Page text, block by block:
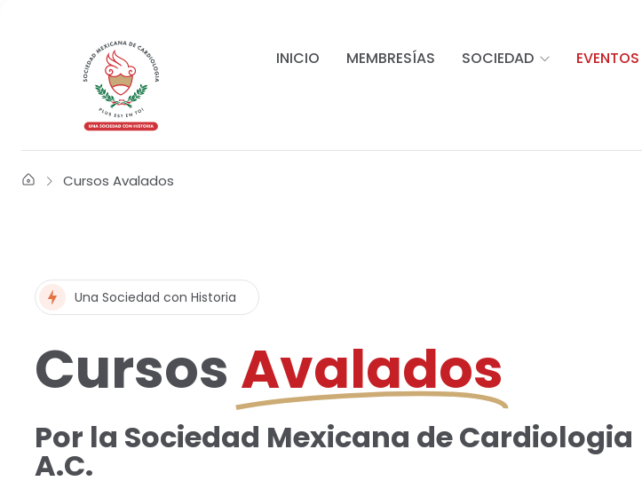
INICIO MEMBRESÍAS SOCIEDAD EVENTOS
Cursos Avalados
Una Sociedad con Historia
Cursos Avalados
Por la Sociedad Mexicana de Cardiologia
A.C.